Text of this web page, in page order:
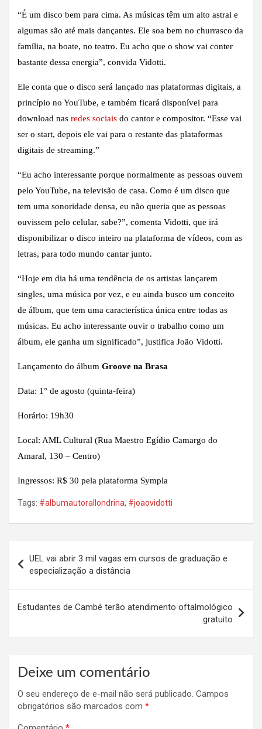
“É um disco bem para cima. As músicas têm um alto astral e
algumas são até mais dançantes. Ele soa bem no churrasco da
família, na boate, no teatro. Eu acho que o show vai conter
bastante dessa energia”, convida Vidotti.
Ele conta que o disco será lançado nas plataformas digitais, a
princípio no YouTube, e também ficará disponível para
download nas redes sociais do cantor e compositor. “Esse vai
ser o start, depois ele vai para o restante das plataformas
digitais de streaming.”
“Eu acho interessante porque normalmente as pessoas ouvem
pelo YouTube, na televisão de casa. Como é um disco que
tem uma sonoridade densa, eu não queria que as pessoas
ouvissem pelo celular, sabe?”, comenta Vidotti, que irá
disponibilizar o disco inteiro na plataforma de vídeos, com as
letras, para todo mundo cantar junto.
“Hoje em dia há uma tendência de os artistas lançarem
singles, uma música por vez, e eu ainda busco um conceito
de álbum, que tem uma característica única entre todas as
músicas. Eu acho interessante ouvir o trabalho como um
álbum, ele ganha um significado”, justifica João Vidotti.
Lançamento do álbum Groove na Brasa
Data: 1° de agosto (quinta-feira)
Horário: 19h30
Local: AML Cultural (Rua Maestro Egídio Camargo do
Amaral, 130 – Centro)
Ingressos: R$ 30 pela plataforma Sympla
Tags: #albumautorallondrina, #joaovidotti
de
Post
UEL vai abrir 3 mil vagas em cursos de graduação e
especialização a distância
Estudantes de Cambé terão atendimento oftalmológico
gratuito
Deixe um comentário
O seu endereço de e-mail não será publicado. Campos
obrigatórios são marcados com *